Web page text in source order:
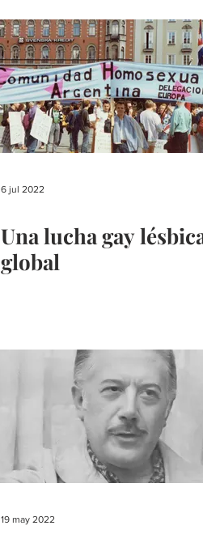
6 jul 2022
Una lucha gay
global
19 may 2022